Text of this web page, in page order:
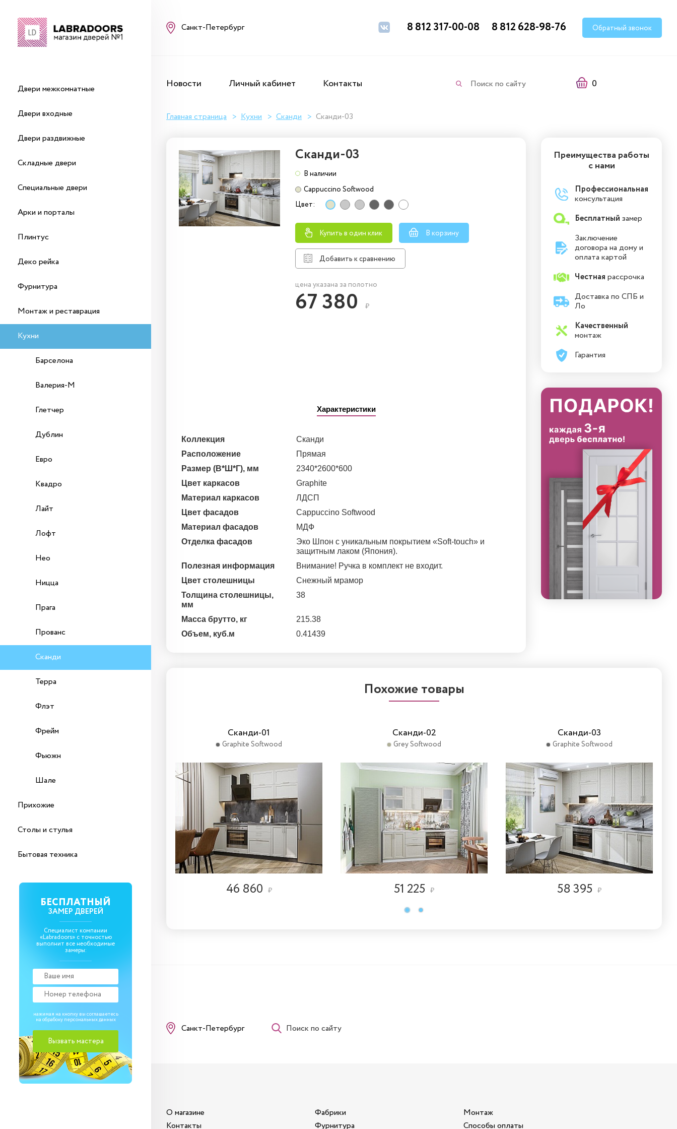
Двери межкомнатные
Двери входные
Двери раздвижные
Складные двери
Специальные двери
Арки и порталы
Плинтус
Деко рейка
Фурнитура
Монтаж и реставрация
Кухни
Барселона
Валерия-М
Глетчер
Дублин
Евро
Квадро
Лайт
Лофт
Нео
Ницца
Прага
Прованс
Сканди
Терра
Флэт
Фрейм
Фьюжн
Шале
Прихожие
Столы и стулья
Бытовая техника
БЕСПЛАТНЫЙ
ЗАМЕР ДВЕРЕЙ
Специалист компании
«Labradoors» с точностью
выполнит все необходимые
замеры:
нажимая на кнопку вы соглашаетесь
на обрабоку персональных данных
Санкт-Петербург 8 812 317-00-08 8 812 628-98-76 Обратный звонок
Новости Личный кабинет Контакты Поиск по сайту 0
Главная страница Кухни Сканди Сканди-03
Сканди-03
В наличии
Cappuccino Softwood
Цвет:
Купить в один клик В корзину
Добавить к сравнению
цена указана за полотно
67 380 ₽
Характеристики
Коллекция
Сканди
Расположение
Прямая
Размер (В*Ш*Г), мм
2340*2600*600
Цвет каркасов
Graphite
Материал каркасов
ЛДСП
Цвет фасадов
Cappuccino Softwood
Материал фасадов
МДФ
Отделка фасадов
Эко Шпон с уникальным покрытием «Soft-touch» и
защитным лаком (Япония).
Полезная информация
Внимание! Ручка в комплект не входит.
Цвет столешницы
Снежный мрамор
Толщина столешницы,
мм
38
Масса брутто, кг
215.38
Объем, куб.м
0.41439
Преимущества работы
с нами
Профессиональная
консультация
Бесплатный замер
Заключение
договора на дому и
оплата картой
Честная рассрочка
Доставка по СПБ и
Ло
Качественный
монтаж
Гарантия
Похожие товары
Сканди-01
Graphite Softwood
46 860 ₽
Сканди-02
Grey Softwood
51 225 ₽
Сканди-03
Graphite Softwood
58 395 ₽
Санкт-Петербург Поиск по сайту
О магазине
Контакты
Фабрики
Фурнитура
Монтаж
Способы оплаты